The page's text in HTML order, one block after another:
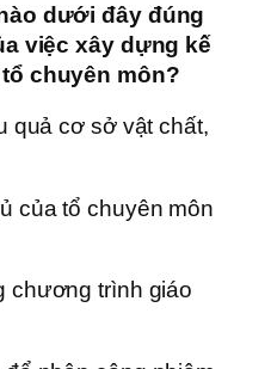
dưới đây đúng
việc xây dựng kế
chuyên môn?
quả cơ sở vật chất,
của tổ chuyên môn
chương trình giáo